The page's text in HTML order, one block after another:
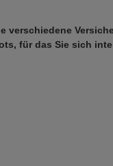
verschiedene
für das Sie sich